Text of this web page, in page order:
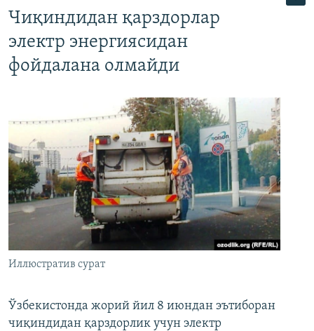
Чиқиндидан қарздорлар
электр энергиясидан
фойдалана олмайди
Иллюстратив сурат
Ўзбекистонда жорий йил 8 июндан эътиборан
чиқиндидан қарздорлик учун электр